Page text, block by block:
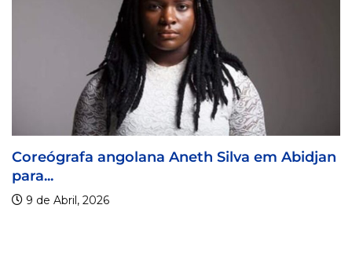
Silva em Abidjan Visa For Music 2026